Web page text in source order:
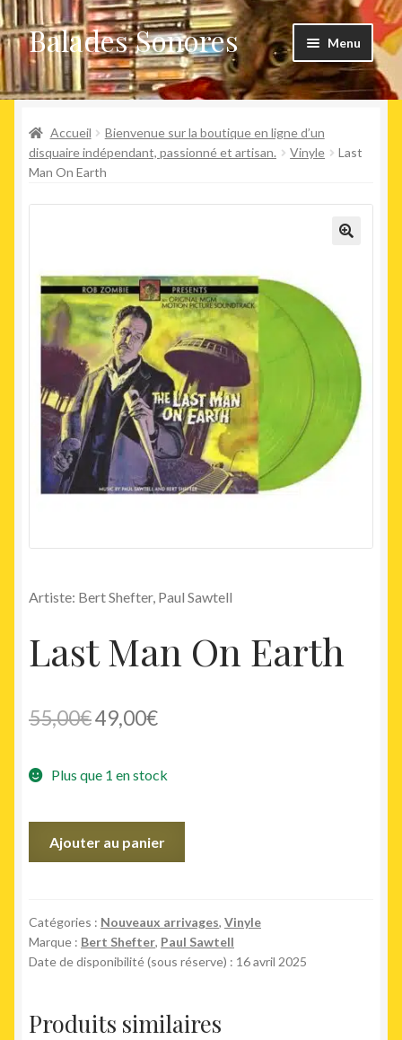
Aller
à
la
navigation
Aller
au
contenu
Balades Sonores Menu
Boutique
Nouveaux arrivages
le
Précommandes
Accueil
Bienvenue sur la boutique en ligne d’un
disquaire indépendant, passionné et artisan.
Vinyle
Last
Man On Earth
Artiste: Bert Shefter, Paul Sawtell
Last Man On Earth
55,00€Le
initial
55,00€.
49,00€Le
actuel
49,00€.
Plus que 1 en stock
On
Earth
Ajouter au panier
Catégories : Nouveaux arrivages, Vinyle
Marque : Bert Shefter, Paul Sawtell
Date de disponibilité (sous réserve) : 16 avril 2025
Produits similaires